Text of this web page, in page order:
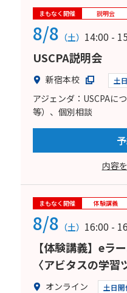
まもなく開催 説明会
8/8 （土） 14:00 -
USCPA説明会
新宿本校 土
アジェンダ：USCPAに
等）、個別相談
内容
まもなく開催 体験講義
8/8 （土） 16:00 -
【体験講義】eラ
〈アビタスの学習
オンライン 土日開